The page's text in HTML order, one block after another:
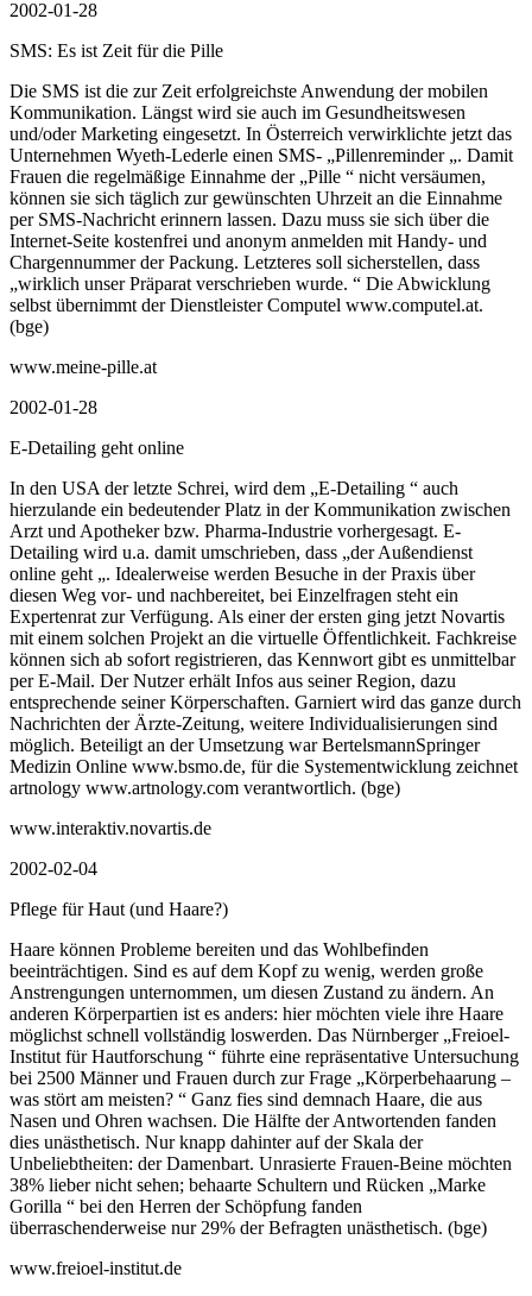
2002-01-28
SMS: Es ist Zeit für die Pille
Die SMS ist die zur Zeit erfolgreichste Anwendung der mobilen
Kommunikation. Längst wird sie auch im Gesundheitswesen
und/oder Marketing eingesetzt. In Österreich verwirklichte jetzt das
Unternehmen Wyeth-Lederle einen SMS- „Pillenreminder „. Damit
Frauen die regelmäßige Einnahme der „Pille “ nicht versäumen,
können sie sich täglich zur gewünschten Uhrzeit an die Einnahme
per SMS-Nachricht erinnern lassen. Dazu muss sie sich über die
Internet-Seite kostenfrei und anonym anmelden mit Handy- und
Chargennummer der Packung. Letzteres soll sicherstellen, dass
„wirklich unser Präparat verschrieben wurde. “ Die Abwicklung
selbst übernimmt der Dienstleister Computel www.computel.at.
(bge)
www.meine-pille.at
2002-01-28
E-Detailing geht online
In den USA der letzte Schrei, wird dem „E-Detailing “ auch
hierzulande ein bedeutender Platz in der Kommunikation zwischen
Arzt und Apotheker bzw. Pharma-Industrie vorhergesagt. E-
Detailing wird u.a. damit umschrieben, dass „der Außendienst
online geht „. Idealerweise werden Besuche in der Praxis über
diesen Weg vor- und nachbereitet, bei Einzelfragen steht ein
Expertenrat zur Verfügung. Als einer der ersten ging jetzt Novartis
mit einem solchen Projekt an die virtuelle Öffentlichkeit. Fachkreise
können sich ab sofort registrieren, das Kennwort gibt es unmittelbar
per E-Mail. Der Nutzer erhält Infos aus seiner Region, dazu
entsprechende seiner Körperschaften. Garniert wird das ganze durch
Nachrichten der Ärzte-Zeitung, weitere Individualisierungen sind
möglich. Beteiligt an der Umsetzung war BertelsmannSpringer
Medizin Online www.bsmo.de, für die Systementwicklung zeichnet
artnology www.artnology.com verantwortlich. (bge)
www.interaktiv.novartis.de
2002-02-04
Pflege für Haut (und Haare?)
Haare können Probleme bereiten und das Wohlbefinden
beeinträchtigen. Sind es auf dem Kopf zu wenig, werden große
Anstrengungen unternommen, um diesen Zustand zu ändern. An
anderen Körperpartien ist es anders: hier möchten viele ihre Haare
möglichst schnell vollständig loswerden. Das Nürnberger „Freioel-
Institut für Hautforschung “ führte eine repräsentative Untersuchung
bei 2500 Männer und Frauen durch zur Frage „Körperbehaarung –
was stört am meisten? “ Ganz fies sind demnach Haare, die aus
Nasen und Ohren wachsen. Die Hälfte der Antwortenden fanden
dies unästhetisch. Nur knapp dahinter auf der Skala der
Unbeliebtheiten: der Damenbart. Unrasierte Frauen-Beine möchten
38% lieber nicht sehen; behaarte Schultern und Rücken „Marke
Gorilla “ bei den Herren der Schöpfung fanden
überraschenderweise nur 29% der Befragten unästhetisch. (bge)
www.freioel-institut.de